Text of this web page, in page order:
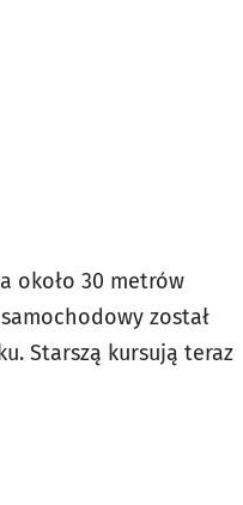
około 30 metrów
został
Starszą kursują teraz